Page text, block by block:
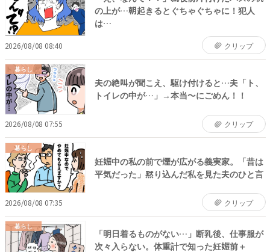
の上が…朝起きるとぐちゃぐちゃに！犯人
は…
2026/08/08 08:40 クリップ
暮らし
夫の絶叫が聞こえ、駆け付けると…夫「ト、
トイレの中が…」→本当〜にごめん！！
2026/08/08 07:55 クリップ
暮らし
妊娠中の私の前で煙が広がる義実家。「昔は
平気だった」黙り込んだ私を見た夫のひと言
2026/08/08 07:35 クリップ
暮らし
「明日着るものがない…」断乳後、仕事服が
次々入らない。体重計で知った妊娠前＋